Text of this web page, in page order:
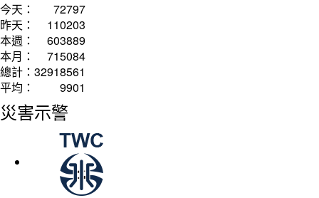
今天：
72797
昨天：
110203
本週：
603889
本月：
715084
總計： 32918561
平均：
9901
災害示警